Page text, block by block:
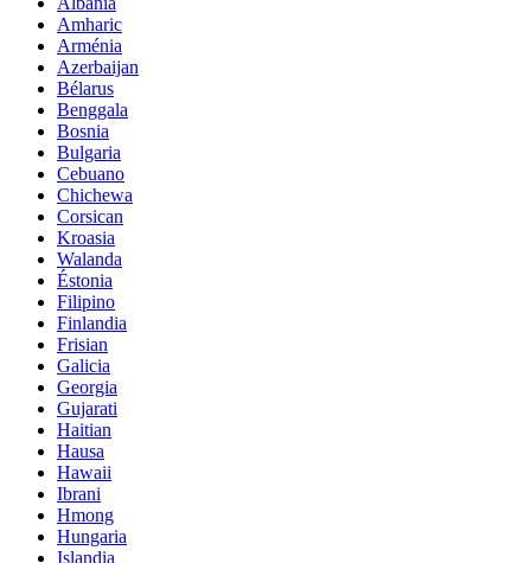
Amharic
Arménia
Azerbaijan
Bélarus
Benggala
Bosnia
Bulgaria
Cebuano
Chichewa
Corsican
Kroasia
Walanda
Éstonia
Filipino
Finlandia
Frisian
Galicia
Georgia
Gujarati
Haitian
Hausa
Hawaii
Ibrani
Hmong
Hungaria
Islandia